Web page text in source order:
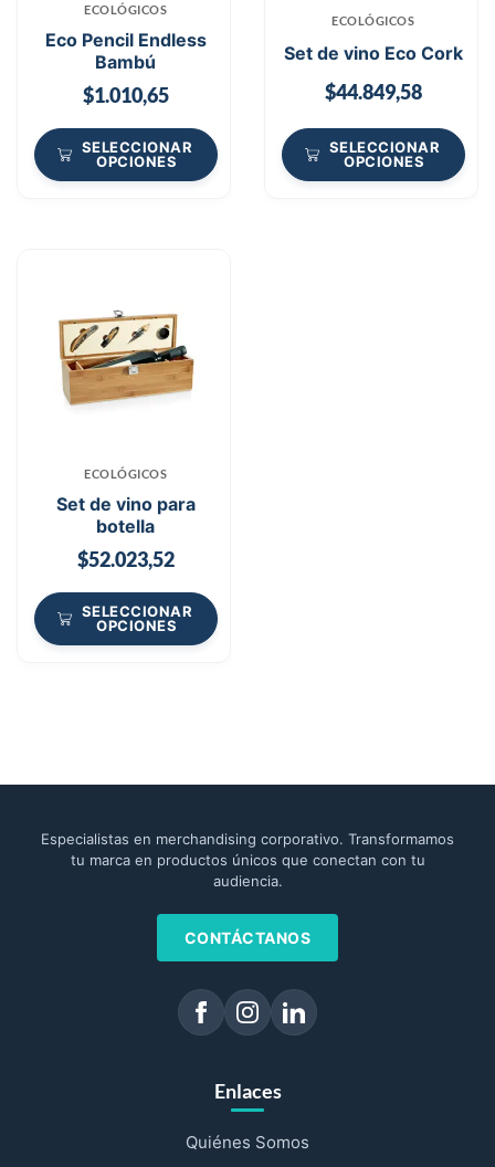
ECOLÓGICOS
Eco Pencil Endless
Bambú
$1.010,65
SELECCIONAR
OPCIONES
ECOLÓGICOS
Set de vino Eco Cork
$44.849,58
SELECCIONAR
OPCIONES
ECOLÓGICOS
Set de vino para
botella
$52.023,52
SELECCIONAR
OPCIONES
Especialistas en merchandising corporativo. Transformamos
tu marca en productos únicos que conectan con tu
audiencia.
CONTÁCTANOS
Enlaces
Quiénes Somos